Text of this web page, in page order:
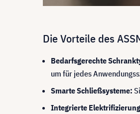
Die Vorteile des
Bedarfsgerechte
um für jedes
Smarte Schließsysteme:
Integrierte